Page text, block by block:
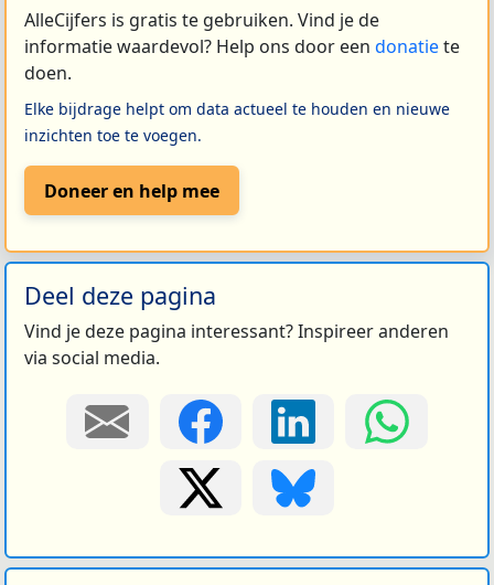
AlleCijfers is gratis te gebruiken. Vind je de
informatie waardevol? Help ons door een donatiete
doen.
Elke bijdrage helpt om data actueel te houden en nieuwe
inzichten toe te voegen.
Doneer en help mee
Deel deze pagina
Vind je deze pagina interessant? Inspireer anderen
via social media.